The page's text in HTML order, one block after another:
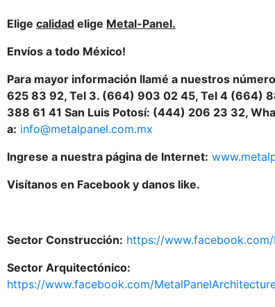
Elige calidad elige Metal-Panel.
Envíos a todo México!
Para mayor información llamé a nuestros
625 83 92, Tel 3. (664) 903 02 45, Tel 4 (664)
388 61 41 San Luis Potosí: (444) 206 23 32,
a: info@metalpanel.com.mx
Ingrese a nuestra página de Internet:
Visítanos en Facebook y danos like.
Sector Construcción: https://
Sector Arquitectónico:
https://www.facebook.com/